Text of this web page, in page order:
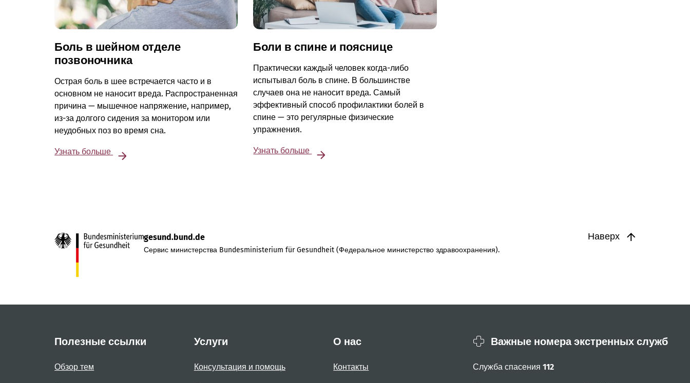
Боль в шейном отделе
позвоночника
Острая боль в шее встречается часто и в
основном не наносит вреда. Распространенная
причина — мышечное напряжение, например,
из-за долгого сидения за монитором или
неудобных поз во время сна.
Узнать больше
Боли в спине и пояснице
Практически каждый человек когда-либо
испытывал боль в спине. В большинстве
случаев она не наносит вреда. Самый
эффективный способ профилактики болей в
спине — это регулярные физические
упражнения.
Узнать больше
Наверх
gesund.bund.de
Сервис министерства Bundesministerium für Gesundheit (Федеральное министерство здравоохранения).
Полезные ссылки
Обзор тем
Услуги
Консультация и помощь
О нас
Контакты
Важные номера экстренных служб
Служба спасения 112